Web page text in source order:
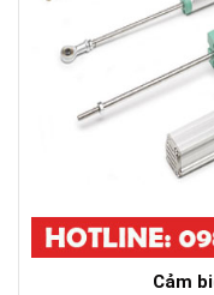
Cảm